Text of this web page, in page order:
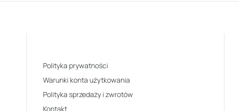
Polityka prywatności
Warunki konta użytkowania
Polityka sprzedaży i zwrotów
Kontakt